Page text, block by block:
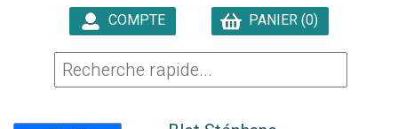
COMPTE
PANIER (0)